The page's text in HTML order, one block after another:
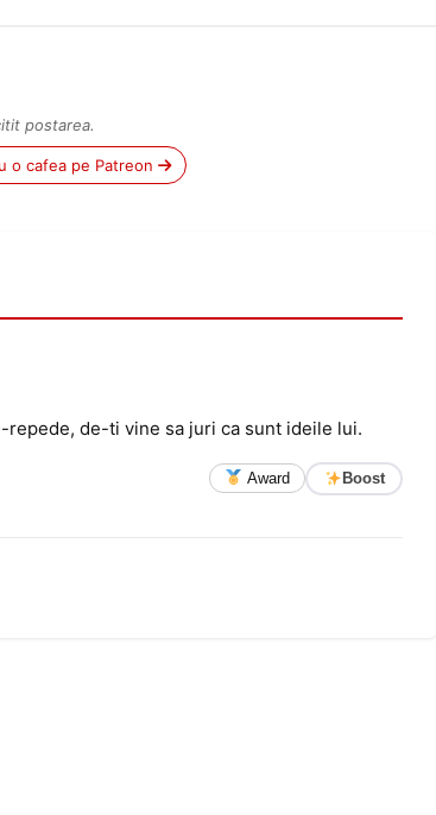
postarea.
o cafea pe Patreon
de-ti vine sa juri ca sunt ideile lui.
Award Boost